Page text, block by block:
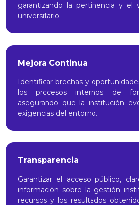
garantizando la pertinencia y el
universitario.
Mejora Continua
Identificar brechas y
los procesos internos de
asegurando que la institución
exigencias del entorno.
Transparencia
Garantizar el acceso público,
información sobre la gestión
recursos y los resultados